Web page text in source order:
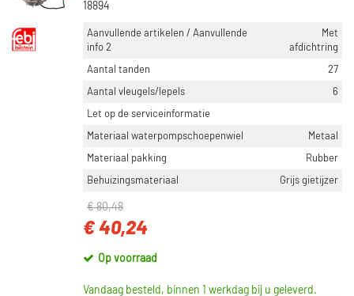
18894
Aanvullende artikelen / Aanvullende
info 2
Met
afdichtring
Aantal tanden
27
Aantal vleugels/lepels
6
Let op de serviceinformatie
Materiaal waterpompschoepenwiel
Metaal
Materiaal pakking
Rubber
Behuizingsmateriaal
Grijs gietijzer
€ 80,48
€ 40,24
Op voorraad
Vandaag besteld, binnen 1 werkdag bij u geleverd.